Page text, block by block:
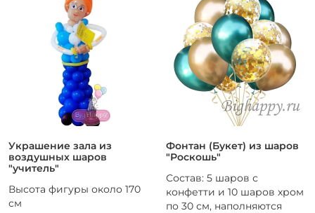
Украшение зала из
воздушных шаров
"учитель"
Высота фигуры около 170
см
Фонтан (Букет) из шаров
"Роскошь"
Состав: 5 шаров с
конфетти и 10 шаров хром
по 30 см, наполняются